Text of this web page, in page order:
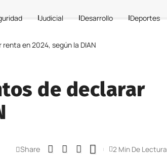
Judicial Desarrollo Deportes
en 2024, según la DIAN
de declarar
Share 2 Min De Lectura